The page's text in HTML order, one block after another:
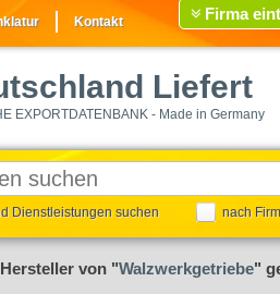
Kontakt Firma
Liefert
EXPORTDATENBANK - Made in Germany
Dienstleistungen suchen nach
von "Walzwerkgetriebe"